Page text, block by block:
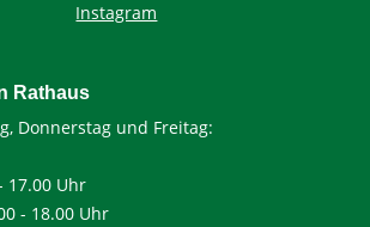
Instagram
Rathaus
Donnerstag und Freitag:
17.00 Uhr
- 18.00 Uhr